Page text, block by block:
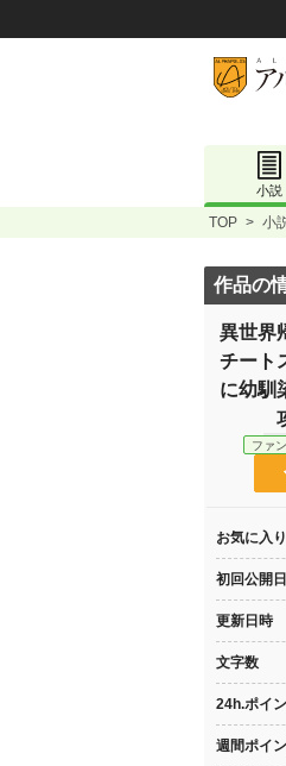
小説
TOP > 小
作品の
異世界
チート
に幼馴
ファ
お気に入り
初回公開
更新日時
文字数
24h.ポイ
週間ポイ